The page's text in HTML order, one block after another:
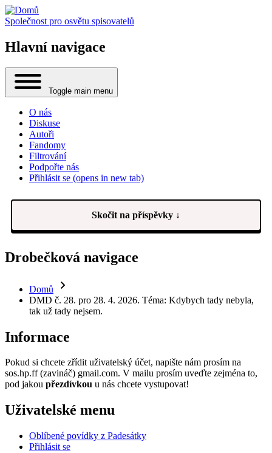
Společnost pro osvětu spisovatelů
Hlavní navigace
Toggle main menu
O nás
Diskuse
Autoři
Fandomy
Filtrování
Podpořte nás
Přihlásit se (opens in new tab)
Skočit na příspěvky ↓
Drobečková navigace
Domů
DMD č. 28. pro 28. 4. 2026. Téma: Kdybych tady nebyla,
tak už tady nejsem.
Informace
Pokud si chcete zřídit uživatelský účet, napište nám prosím na
sos.hp.ff (zavináč) gmail.com. V mailu prosím uveďte zejména to,
pod jakou přezdívkou u nás chcete vystupovat!
Uživatelské menu
Oblíbené povídky z Padesátky
Přihlásit se